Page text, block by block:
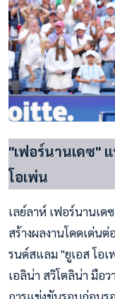
"เฟอร์นานเดซ"
โอเพ่น
เลย์ลาห์ เฟอร์นานเด
สร้างผลงานโดดเด่น
รนด์สแลม "ยูเอส โอเ
เอลิน่า สวิโตลิน่า มือ